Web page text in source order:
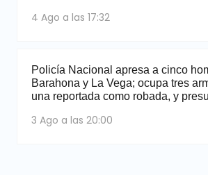
4 Ago a las 17:32
Policía Nacional apresa a cinco
Barahona y La Vega; ocupa tres
una reportada como robada, y
3 Ago a las 20:00